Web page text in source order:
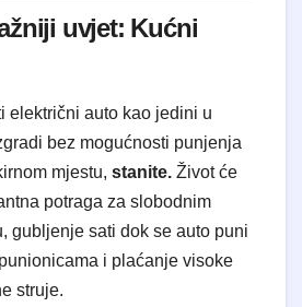
uvjet: Kućni
električni auto kao jedini u
bez mogućnosti punjenja
mjestu, stanite. Život će
potraga za slobodnim
gubljenje sati dok se auto puni
i plaćanje visoke
struje.